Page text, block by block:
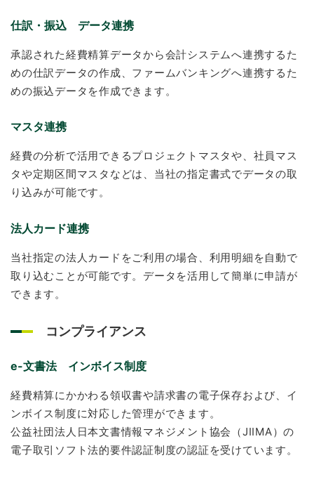
仕訳・振込 データ連携
承認された経費精算データから会計システムへ連携するた
めの仕訳データの作成、ファームバンキングへ連携するた
めの振込データを作成できます。
マスタ連携
経費の分析で活用できるプロジェクトマスタや、社員マス
タや定期区間マスタなどは、当社の指定書式でデータの取
り込みが可能です。
法人カード連携
当社指定の法人カードをご利用の場合、利用明細を自動で
取り込むことが可能です。データを活用して簡単に申請が
できます。
コンプライアンス
e-文書法 インボイス制度
経費精算にかかわる領収書や請求書の電子保存および、イ
ンボイス制度に対応した管理ができます。
公益社団法人日本文書情報マネジメント協会（JIIMA）の
電子取引ソフト法的要件認証制度の認証を受けています。